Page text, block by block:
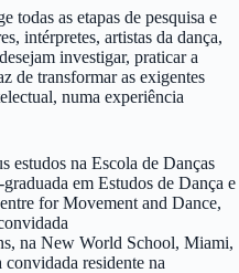
todas as etapas de pesquisa e
intérpretes, artistas da dança,
investigar, praticar a
de transformar as exigentes
numa experiência
estudos na Escola de Danças
em Estudos de Dança e
for Movement and Dance,
na New World School, Miami,
residente na